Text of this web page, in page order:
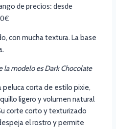
de precios: desde
con mucha textura. La base
la modelo es Dark Chocolate
peluca corta de estilo pixie,
ligero y volumen natural
corte corto y texturizado
el rostro y permite